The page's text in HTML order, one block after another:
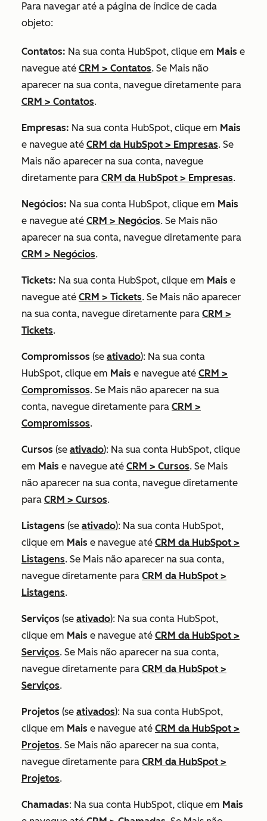
Para navegar até a página de índice de cada
objeto:
Contatos: Na sua conta HubSpot, clique em Mais e
navegue até CRM > Contatos. Se Mais não
aparecer na sua conta, navegue diretamente para
CRM > Contatos.
Empresas: Na sua conta HubSpot, clique em Mais
e navegue até CRM da HubSpot > Empresas. Se
Mais não aparecer na sua conta, navegue
diretamente para CRM da HubSpot > Empresas.
Negócios: Na sua conta HubSpot, clique em Mais
e navegue até CRM > Negócios. Se Mais não
aparecer na sua conta, navegue diretamente para
CRM > Negócios.
Tickets: Na sua conta HubSpot, clique em Mais e
navegue até CRM > Tickets. Se Mais não aparecer
na sua conta, navegue diretamente para CRM >
Tickets.
Compromissos (se ativado): Na sua conta
HubSpot, clique em Mais e navegue até CRM >
Compromissos. Se Mais não aparecer na sua
conta, navegue diretamente para CRM >
Compromissos.
Cursos (se ativado): Na sua conta HubSpot, clique
em Mais e navegue até CRM > Cursos. Se Mais
não aparecer na sua conta, navegue diretamente
para CRM > Cursos.
Listagens (se ativado): Na sua conta HubSpot,
clique em Mais e navegue até CRM da HubSpot >
Listagens. Se Mais não aparecer na sua conta,
navegue diretamente para CRM da HubSpot >
Listagens.
Serviços (se ativado): Na sua conta HubSpot,
clique em Mais e navegue até CRM da HubSpot >
Serviços. Se Mais não aparecer na sua conta,
navegue diretamente para CRM da HubSpot >
Serviços.
Projetos (se ativados): Na sua conta HubSpot,
clique em Mais e navegue até CRM da HubSpot >
Projetos. Se Mais não aparecer na sua conta,
navegue diretamente para CRM da HubSpot >
Projetos.
Chamadas: Na sua conta HubSpot, clique em Mais